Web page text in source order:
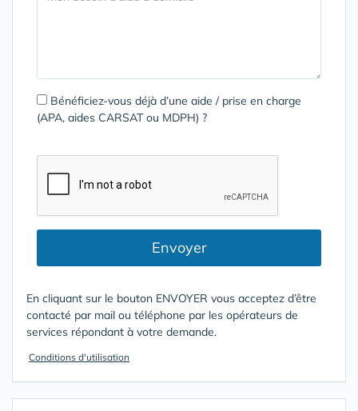
Bénéficiez-vous déjà d’une aide / prise en charge
(APA, aides CARSAT ou MDPH) ?
Envoyer
En cliquant sur le bouton ENVOYER vous acceptez d’être
contacté par mail ou téléphone par les opérateurs de
services répondant à votre demande.
Conditions d'utilisation